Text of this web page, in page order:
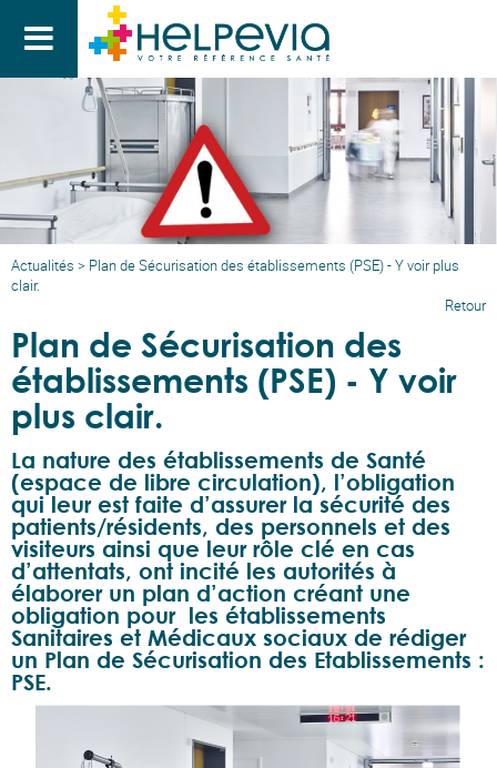

Actualités > Plan de Sécurisation des établissements (PSE) - Y voir plus
clair.
Retour
Plan de Sécurisation des
établissements (PSE) - Y voir
plus clair.
La nature des établissements de Santé
(espace de libre circulation), l’obligation
qui leur est faite d’assurer la sécurité des
patients/résidents, des personnels et des
visiteurs ainsi que leur rôle clé en cas
d’attentats, ont incité les autorités à
élaborer un plan d’action créant une
obligation pour les établissements
Sanitaires et Médicaux sociaux de rédiger
un Plan de Sécurisation des Etablissements :
PSE.